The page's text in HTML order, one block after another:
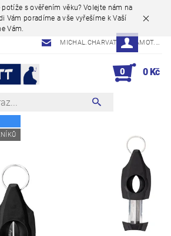
s ověřením věku? Volejte nám na
Vám poradíme a vše vyřešíme k Vaší
Vám.
MICHAL.CHARVAT@DELAMOT.CZ
0 0 Kč